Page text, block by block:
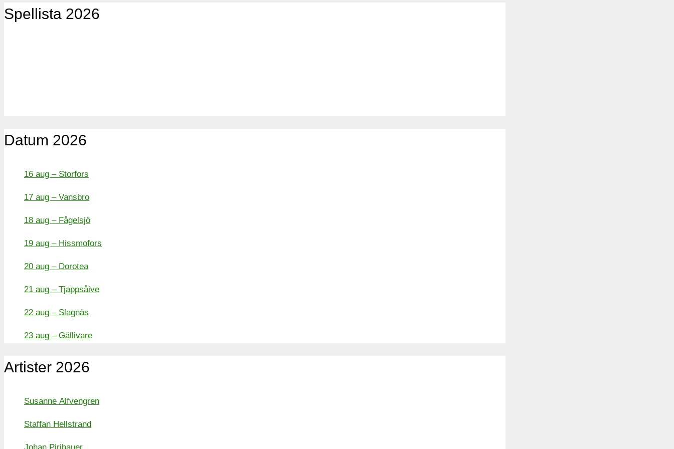
Spellista 2026
Datum 2026
16 aug – Storfors
17 aug – Vansbro
18 aug – Fågelsjö
19 aug – Hissmofors
20 aug – Dorotea
21 aug – Tjappsåive
22 aug – Slagnäs
23 aug – Gällivare
Artister 2026
Susanne Alfvengren
Staffan Hellstrand
Johan Piribauer